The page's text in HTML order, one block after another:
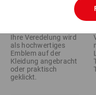
Ihre Veredelung wird
als hochwertiges
Emblem auf der
Kleidung angebracht
oder praktisch
geklickt.